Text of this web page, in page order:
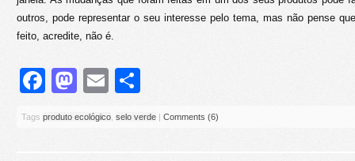
outros, pode representar o seu interesse pelo tema, mas não pense
feito, acredite, não é.
Facebook
Mastodon
Email
Tags produto ecológico selo verde | Comments (6)